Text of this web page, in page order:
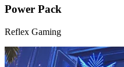
Power Pack
Reflex Gaming